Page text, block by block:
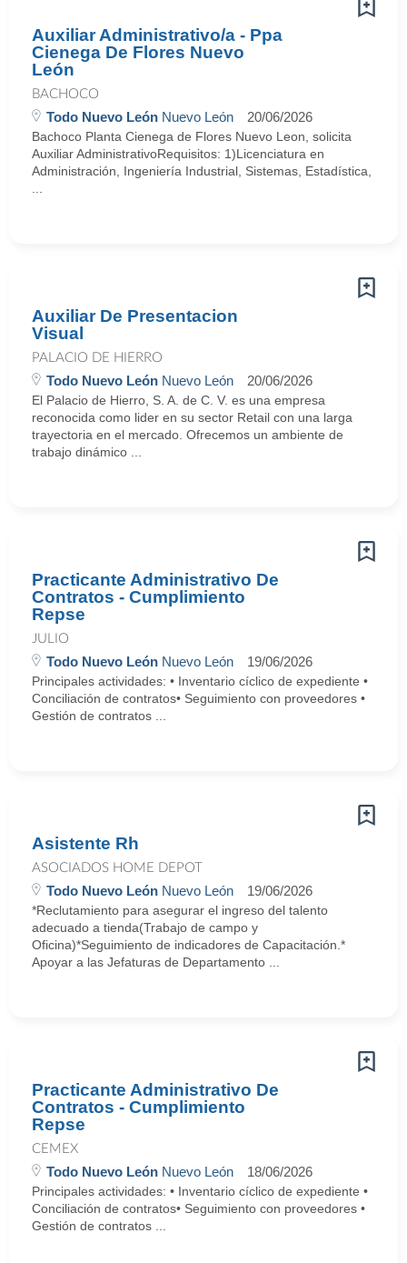
Auxiliar Administrativo/a - Ppa
Cienega De Flores Nuevo
León
BACHOCO
Todo Nuevo León Nuevo León 20/06/2026
Bachoco Planta Cienega de Flores Nuevo Leon, solicita
Auxiliar AdministrativoRequisitos: 1)Licenciatura en
Administración, Ingeniería Industrial, Sistemas, Estadística,
Auxiliar De Presentacion
Visual
PALACIO DE HIERRO
Todo Nuevo León Nuevo León 20/06/2026
El Palacio de Hierro, S. A. de C. V. es una empresa
reconocida como lider en su sector Retail con una larga
trayectoria en el mercado. Ofrecemos un ambiente de
trabajo dinámico ...
Practicante Administrativo De
Contratos - Cumplimiento
Repse
JULIO
Todo Nuevo León Nuevo León 19/06/2026
Principales actividades: • Inventario cíclico de expediente •
Conciliación de contratos• Seguimiento con proveedores •
Gestión de contratos ...
Asistente Rh
ASOCIADOS HOME DEPOT
Todo Nuevo León Nuevo León 19/06/2026
*Reclutamiento para asegurar el ingreso del talento
adecuado a tienda(Trabajo de campo y
Oficina)*Seguimiento de indicadores de Capacitación.*
Apoyar a las Jefaturas de Departamento ...
Practicante Administrativo De
Contratos - Cumplimiento
Repse
CEMEX
Todo Nuevo León Nuevo León 18/06/2026
Principales actividades: • Inventario cíclico de expediente •
Conciliación de contratos• Seguimiento con proveedores •
Gestión de contratos ...